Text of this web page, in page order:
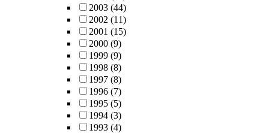
2003 (44)
2002 (11)
2001 (15)
2000 (9)
1999 (9)
1998 (8)
1997 (8)
1996 (7)
1995 (5)
1994 (3)
1993 (4)